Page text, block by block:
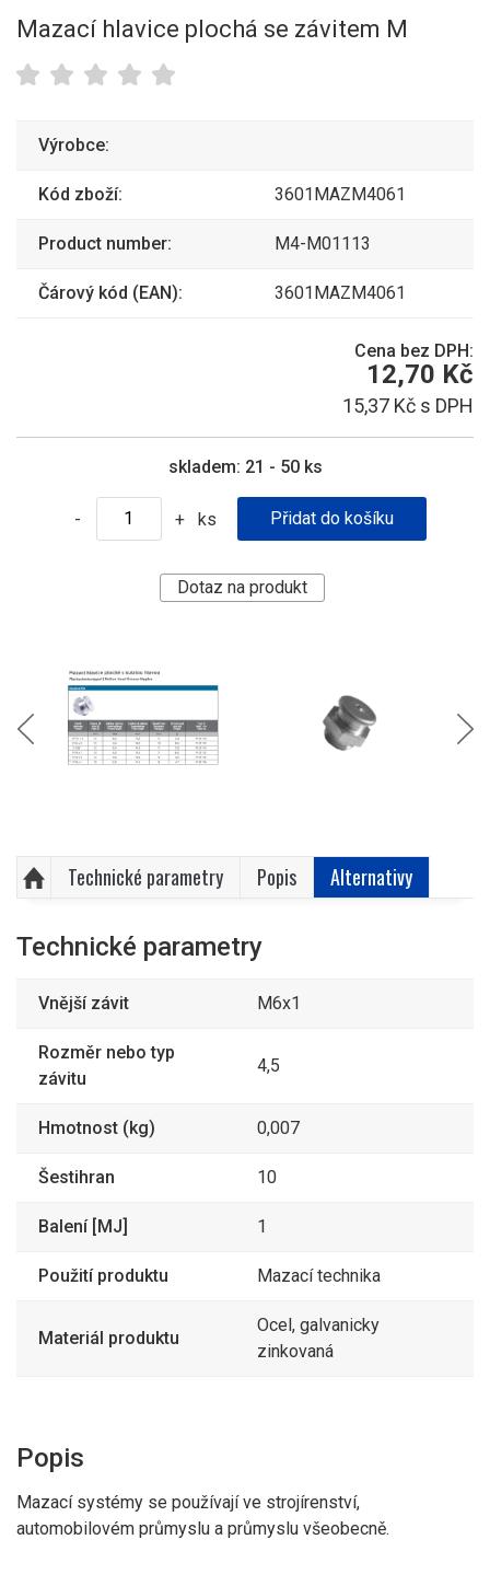
Mazací hlavice plochá se závitem M
Výrobce:
Kód zboží: 3601MAZM4061
Product number: M4-M01113
Čárový kód (EAN): 3601MAZM4061
Cena bez DPH:
12,70 Kč
15,37 Kč s DPH
skladem: 21 - 50 ks
- + ks
Dotaz na produkt
Technické parametry Popis Alternativy
Technické parametry
Vnější závit M6x1
Rozměr nebo typ
závitu
4,5
Hmotnost (kg) 0,007
Šestihran 10
Balení [MJ] 1
Použití produktu Mazací technika
Materiál produktu
Ocel, galvanicky
zinkovaná
Popis
Mazací systémy se používají ve strojírenství,
automobilovém průmyslu a průmyslu všeobecně.